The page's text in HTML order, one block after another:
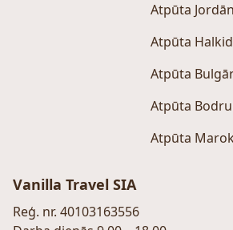
Atpūta
Atpūta
Atpūta
Atpūta
Atpūta
Vanilla Travel SIA
Reģ. nr. 40103163556